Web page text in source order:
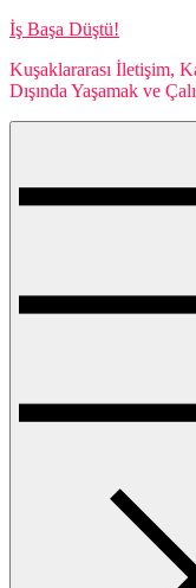
Skip
content
İş Başa Düştü!
Kuşaklararası İletişim,
Dışında Yaşamak ve